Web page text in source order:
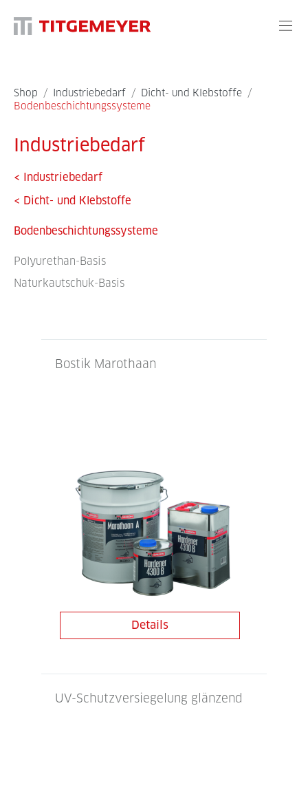
Shop / Industriebedarf / Dicht- und Klebstoffe /
Bodenbeschichtungssysteme
Industriebedarf
<
Industriebedarf
< Dicht- und Klebstoffe
Bodenbeschichtungssysteme
Polyurethan-Basis
Naturkautschuk-Basis
Bostik Marothaan
Details
UV-Schutzversiegelung glänzend